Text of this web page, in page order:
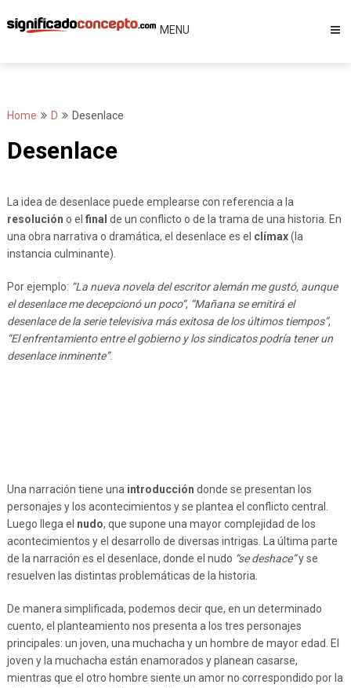
to
MENU
Home D Desenlace
Desenlace
La idea de desenlace puede emplearse con referencia a la
resolución o el final de un conflicto o de la trama de una historia. En
una obra narrativa o dramática, el desenlace es el clímax(la
instancia culminante).
Por ejemplo: “La nueva novela del escritor alemán me gustó, aunque
el desenlace me decepcionó un poco”, “Mañana se emitirá el
desenlace de la serie televisiva más exitosa de los últimos tiempos”,
“El enfrentamiento entre el gobierno y los sindicatos podría tener un
desenlace inminente”.
Una narración tiene una introducción donde se presentan los
personajes y los acontecimientos y se plantea el conflicto central.
Luego llega el nudo, que supone una mayor complejidad de los
acontecimientos y el desarrollo de diversas intrigas. La última parte
de la narración es el desenlace, donde el nudo “se deshace”y se
resuelven las distintas problemáticas de la historia.
De manera simplificada, podemos decir que, en un determinado
cuento, el planteamiento nos presenta a los tres personajes
principales: un joven, una muchacha y un hombre de mayor edad. El
joven y la muchacha están enamorados y planean casarse,
mientras que el otro hombre siente un amor no correspondido por la